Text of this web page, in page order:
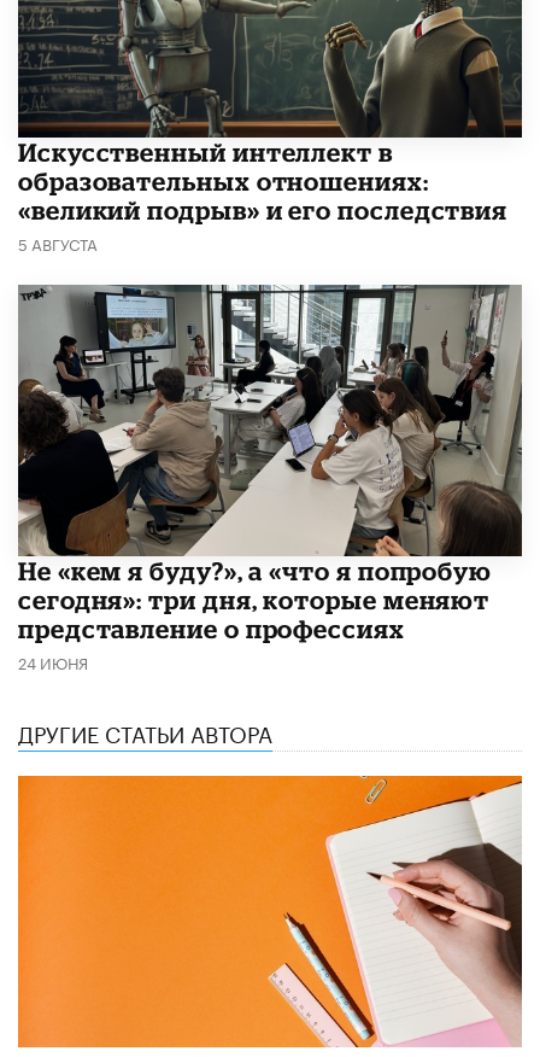
​Искусственный интеллект в
образовательных отношениях:
«великий подрыв» и его последствия
5 АВГУСТА
Не «кем я буду?», а «что я попробую
сегодня»: три дня, которые меняют
представление о профессиях
24 ИЮНЯ
ДРУГИЕ СТАТЬИ АВТОРА